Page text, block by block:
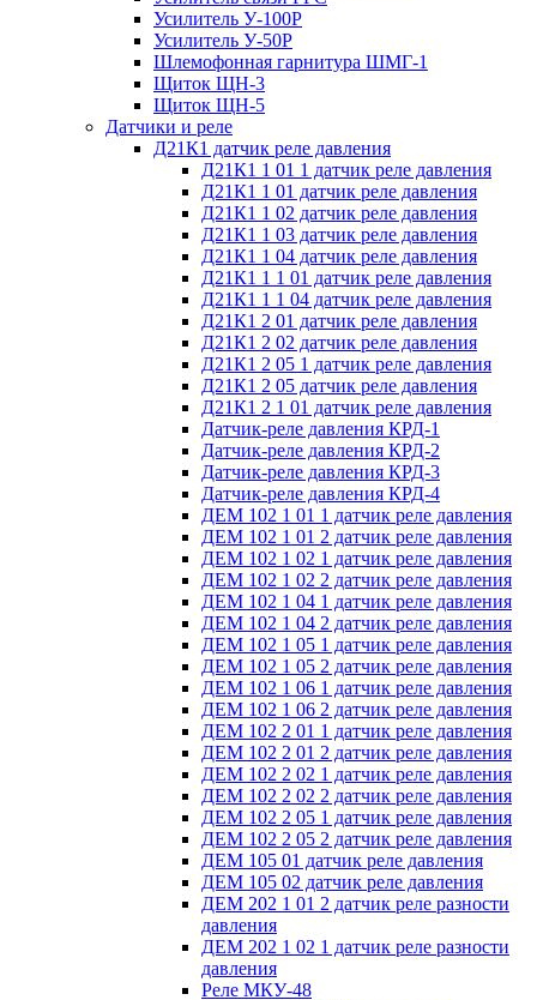
Усилитель У-100Р
Усилитель У-50Р
Шлемофонная гарнитура ШМГ-1
Щиток ЩН-3
Щиток ЩН-5
Датчики и реле
Д21К1 датчик реле давления
Д21К1 1 01 1 датчик реле давления
Д21К1 1 01 датчик реле давления
Д21К1 1 02 датчик реле давления
Д21К1 1 03 датчик реле давления
Д21К1 1 04 датчик реле давления
Д21К1 1 1 01 датчик реле давления
Д21К1 1 1 04 датчик реле давления
Д21К1 2 01 датчик реле давления
Д21К1 2 02 датчик реле давления
Д21К1 2 05 1 датчик реле давления
Д21К1 2 05 датчик реле давления
Д21К1 2 1 01 датчик реле давления
Датчик-реле давления КРД-1
Датчик-реле давления КРД-2
Датчик-реле давления КРД-3
Датчик-реле давления КРД-4
ДЕМ 102 1 01 1 датчик реле давления
ДЕМ 102 1 01 2 датчик реле давления
ДЕМ 102 1 02 1 датчик реле давления
ДЕМ 102 1 02 2 датчик реле давления
ДЕМ 102 1 04 1 датчик реле давления
ДЕМ 102 1 04 2 датчик реле давления
ДЕМ 102 1 05 1 датчик реле давления
ДЕМ 102 1 05 2 датчик реле давления
ДЕМ 102 1 06 1 датчик реле давления
ДЕМ 102 1 06 2 датчик реле давления
ДЕМ 102 2 01 1 датчик реле давления
ДЕМ 102 2 01 2 датчик реле давления
ДЕМ 102 2 02 1 датчик реле давления
ДЕМ 102 2 02 2 датчик реле давления
ДЕМ 102 2 05 1 датчик реле давления
ДЕМ 102 2 05 2 датчик реле давления
ДЕМ 105 01 датчик реле давления
ДЕМ 105 02 датчик реле давления
ДЕМ 202 1 01 2 датчик реле разности
давления
ДЕМ 202 1 02 1 датчик реле разности
давления
Реле МКУ-48